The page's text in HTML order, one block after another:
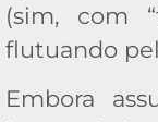
(sim, com
flutuando
Embora